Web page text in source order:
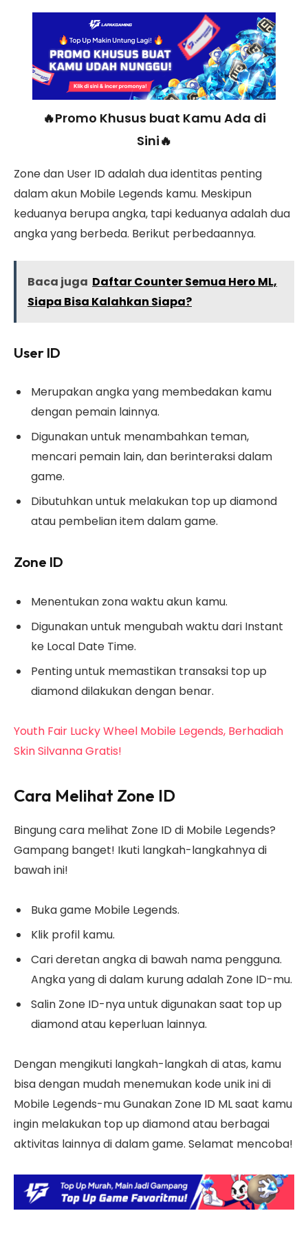
🔥Promo Khusus buat Kamu Ada di
Sini🔥
Zone dan User ID adalah dua identitas penting
dalam akun Mobile Legends kamu. Meskipun
keduanya berupa angka, tapi keduanya adalah dua
angka yang berbeda. Berikut perbedaannya.
Baca juga Daftar Counter Semua Hero ML,
Siapa Bisa Kalahkan Siapa?
User ID
Merupakan angka yang membedakan kamu
dengan pemain lainnya.
Digunakan untuk menambahkan teman,
mencari pemain lain, dan berinteraksi dalam
game.
Dibutuhkan untuk melakukan top up diamond
atau pembelian item dalam game.
Zone ID
Menentukan zona waktu akun kamu.
Digunakan untuk mengubah waktu dari Instant
ke Local Date Time.
Penting untuk memastikan transaksi top up
diamond dilakukan dengan benar.
Youth Fair Lucky Wheel Mobile Legends, Berhadiah
Skin Silvanna Gratis!
Cara Melihat Zone ID
Bingung cara melihat Zone ID di Mobile Legends?
Gampang banget! Ikuti langkah-langkahnya di
bawah ini!
Buka game Mobile Legends.
Klik profil kamu.
Cari deretan angka di bawah nama pengguna.
Angka yang di dalam kurung adalah Zone ID-mu.
Salin Zone ID-nya untuk digunakan saat top up
diamond atau keperluan lainnya.
Dengan mengikuti langkah-langkah di atas, kamu
bisa dengan mudah menemukan kode unik ini di
Mobile Legends-mu Gunakan Zone ID ML saat kamu
ingin melakukan top up diamond atau berbagai
aktivitas lainnya di dalam game. Selamat mencoba!